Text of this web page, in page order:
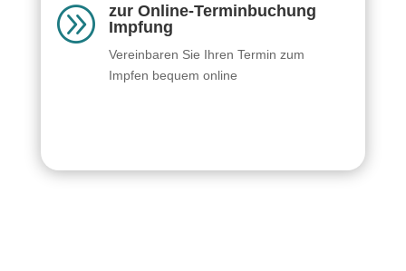
A
zur Online-Terminbuchung
Impfung
Vereinbaren Sie Ihren Termin zum
Impfen bequem online